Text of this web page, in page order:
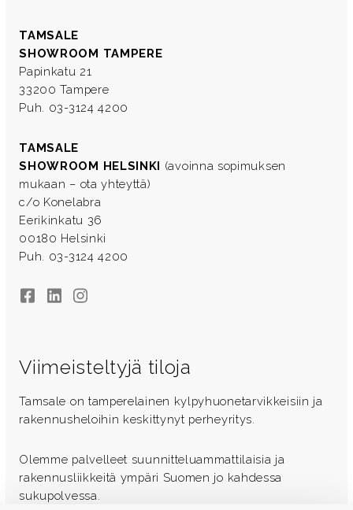
TAMSALE
SHOWROOM TAMPERE
Papinkatu 21
33200 Tampere
Puh. 03-3124 4200
TAMSALE
SHOWROOM HELSINKI (avoinna sopimuksen
mukaan – ota yhteyttä)
c/o Konelabra
Eerikinkatu 36
00180 Helsinki
Puh. 03-3124 4200
FacebookLinkedInInstagram
Viimeisteltyjä tiloja
Tamsale on tamperelainen kylpyhuonetarvikkeisiin ja
rakennusheloihin keskittynyt perheyritys.
Olemme palvelleet suunnitteluammattilaisia ja
rakennusliikkeitä ympäri Suomen jo kahdessa
sukupolvessa.